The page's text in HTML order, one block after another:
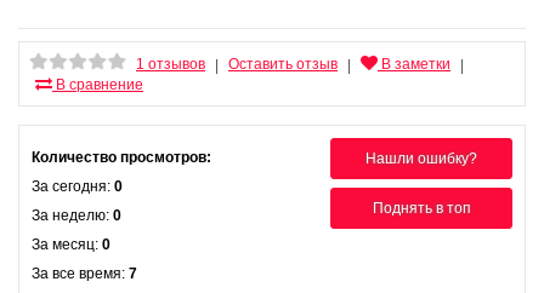
1 отзывов Оставить отзыв В заметки
В сравнение
Нашли ошибку?
Поднять в топ
Количество просмотров:
За сегодня: 0
За неделю: 0
За месяц: 0
За все время: 7